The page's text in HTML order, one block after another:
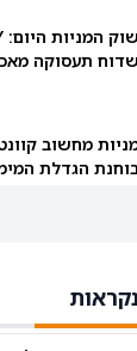
שדוח תעסוקה
מחשוב
הגדלת המימון